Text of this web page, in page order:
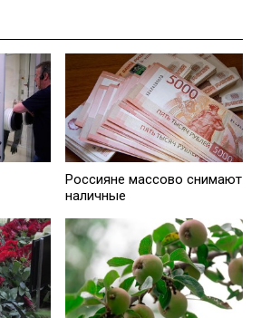
Россияне массово снимают
наличные